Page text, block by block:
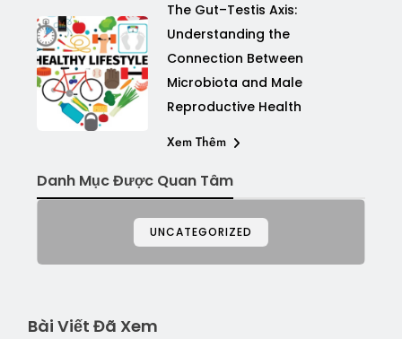
The Gut–Testis Axis:
Understanding the
Connection Between
Microbiota and Male
Reproductive Health
Xem Thêm
Danh Mục Được Quan Tâm
UNCATEGORIZED
Bài Viết Đã Xem